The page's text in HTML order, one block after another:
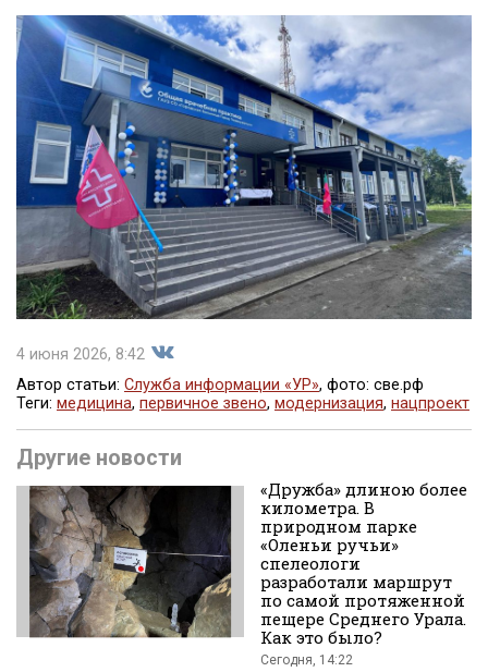
4 июня 2026, 8:42
Поделиться
во
Автор статьи: Служба информации «УР», фото: све.рф
Теги: медицина, первичное звено, модернизация, нацпроект
Другие новости
«Дружба» длиною более
километра. В
природном парке
«Оленьи ручьи»
спелеологи
разработали маршрут
по самой протяженной
пещере Среднего Урала.
Как это было?
Сегодня, 14:22